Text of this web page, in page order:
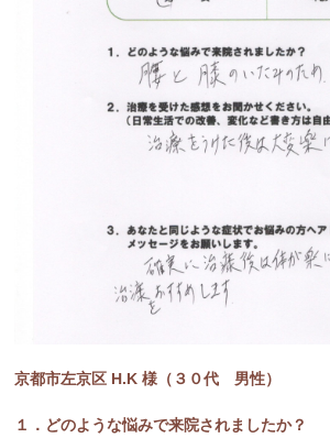
京都市左京区 H.K 様（３０代 男性）
１．どのような悩みで来院されましたか？